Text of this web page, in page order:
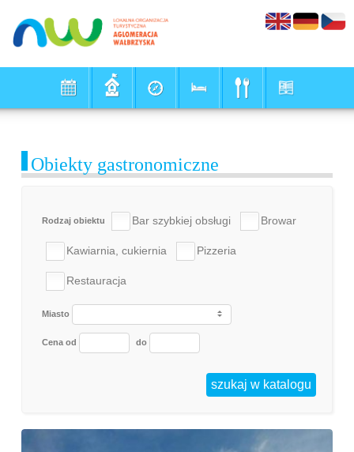
Obiekty gastronomiczne
Rodzaj obiektu Bar szybkiej obsługi Browar
Kawiarnia, cukiernia Pizzeria
Restauracja
Miasto
Cena od do